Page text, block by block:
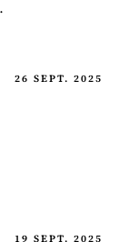
26 SEPT. 2025
19 SEPT. 2025